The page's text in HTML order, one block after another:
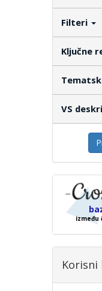
Filteri
Ključne
VS
između
Korisni